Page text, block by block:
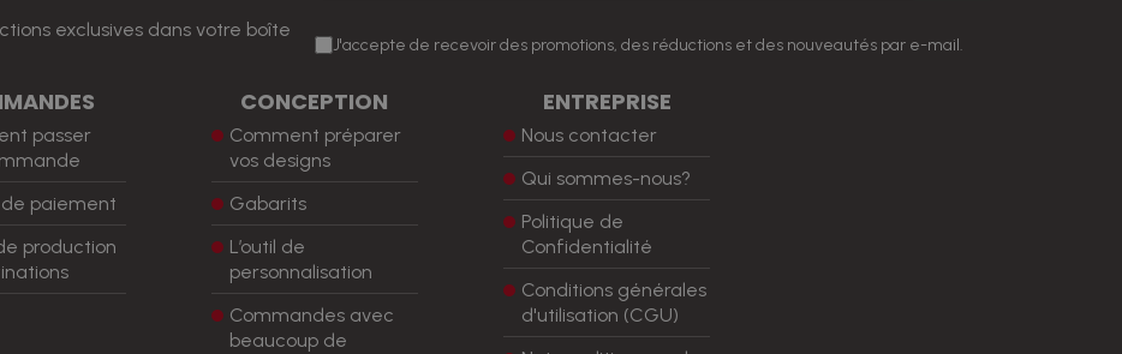
exclusives dans votre boîte
J'accepte de recevoir des promotions, des réductions et des nouveautés par e-mail.
passer
paiement
production
CONCEPTION
Comment préparer
vos designs
Gabarits
L’outil de
personnalisation
Commandes avec
beaucoup de
ENTREPRISE
Nous contacter
Qui sommes-nous?
Politique de
Confidentialité
Conditions générales
d'utilisation (CGU)